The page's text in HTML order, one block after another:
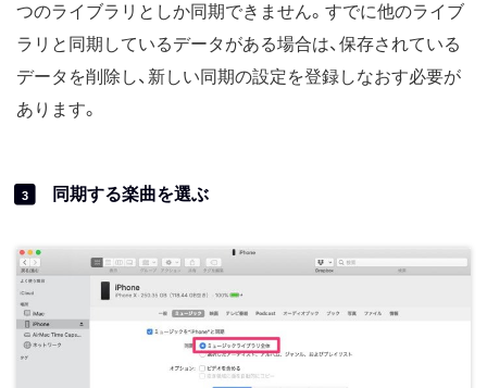
つのライブラリとしか同期できません。すでに他のライブ
ラリと同期しているデータがある場合は、保存されている
データを削除し、新しい同期の設定を登録しなおす必要が
あります。
3 同期する楽曲を選ぶ